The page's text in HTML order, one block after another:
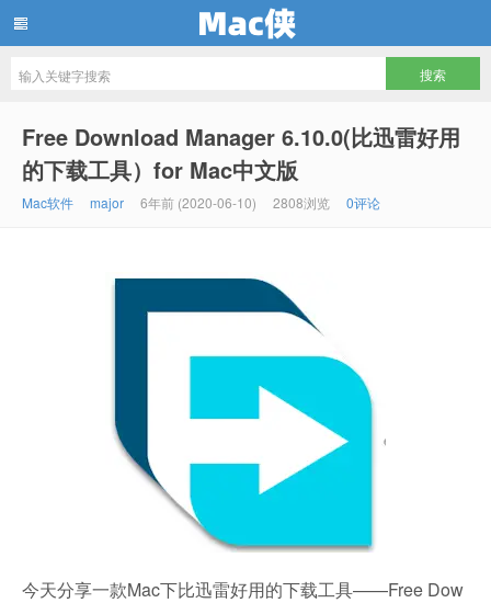
Free Download Manager 6.10.0(比迅雷好用
的下载工具）for Mac中文版
Mac软件 major 6年前 (2020-06-10) 2808浏览 0评论
今天分享一款Mac下比迅雷好用的下载工具——Free Dow